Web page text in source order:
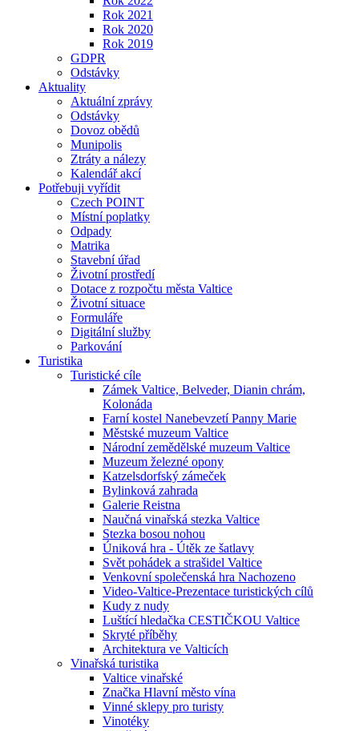
Rok 2021
Rok 2020
Rok 2019
GDPR
Odstávky
Aktuality
Aktuální zprávy
Odstávky
Dovoz obědů
Munipolis
Ztráty a nálezy
Kalendář akcí
Potřebuji vyřídit
Czech POINT
Místní poplatky
Odpady
Matrika
Stavební úřad
Životní prostředí
Dotace z rozpočtu města Valtice
Životní situace
Formuláře
Digitální služby
Parkování
Turistika
Turistické cíle
Zámek Valtice, Belveder, Dianin chrám,
Kolonáda
Farní kostel Nanebevzetí Panny Marie
Městské muzeum Valtice
Národní zemědělské muzeum Valtice
Muzeum železné opony
Katzelsdorfský zámeček
Bylinková zahrada
Galerie Reistna
Naučná vinařská stezka Valtice
Stezka bosou nohou
Úniková hra - Útěk ze šatlavy
Svět pohádek a strašidel Valtice
Venkovní společenská hra Nachozeno
Video-Valtice-Prezentace turistických cílů
Kudy z nudy
Luštící hledačka CESTIČKOU Valtice
Skryté příběhy
Architektura ve Valticích
Vinařská turistika
Valtice vinařské
Značka Hlavní město vína
Vinné sklepy pro turisty
Vinotéky